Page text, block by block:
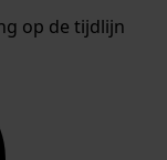
op de tijdlijn